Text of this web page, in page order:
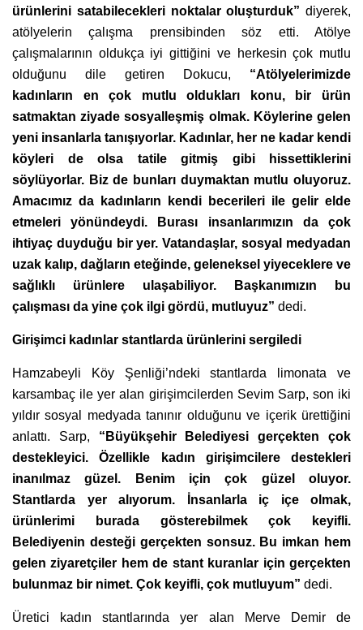
ürünlerini satabilecekleri noktalar oluşturduk” diyerek,
atölyelerin çalışma prensibinden söz etti. Atölye
çalışmalarının oldukça iyi gittiğini ve herkesin çok mutlu
olduğunu dile getiren Dokucu, “Atölyelerimizde
kadınların en çok mutlu oldukları konu, bir ürün
satmaktan ziyade sosyalleşmiş olmak. Köylerine gelen
yeni insanlarla tanışıyorlar. Kadınlar, her ne kadar kendi
köyleri de olsa tatile gitmiş gibi hissettiklerini
söylüyorlar. Biz de bunları duymaktan mutlu oluyoruz.
Amacımız da kadınların kendi becerileri ile gelir elde
etmeleri yönündeydi. Burası insanlarımızın da çok
ihtiyaç duyduğu bir yer. Vatandaşlar, sosyal medyadan
uzak kalıp, dağların eteğinde, geleneksel yiyeceklere ve
sağlıklı ürünlere ulaşabiliyor. Başkanımızın bu
çalışması da yine çok ilgi gördü, mutluyuz” dedi.
Girişimci kadınlar stantlarda ürünlerini sergiledi
Hamzabeyli Köy Şenliği’ndeki stantlarda limonata ve
karsambaç ile yer alan girişimcilerden Sevim Sarp, son iki
yıldır sosyal medyada tanınır olduğunu ve içerik ürettiğini
anlattı. Sarp, “Büyükşehir Belediyesi gerçekten çok
destekleyici. Özellikle kadın girişimcilere destekleri
inanılmaz güzel. Benim için çok güzel oluyor.
Stantlarda yer alıyorum. İnsanlarla iç içe olmak,
ürünlerimi burada gösterebilmek çok keyifli.
Belediyenin desteği gerçekten sonsuz. Bu imkan hem
gelen ziyaretçiler hem de stant kuranlar için gerçekten
bulunmaz bir nimet. Çok keyifli, çok mutluyum” dedi.
Üretici kadın stantlarında yer alan Merve Demir de